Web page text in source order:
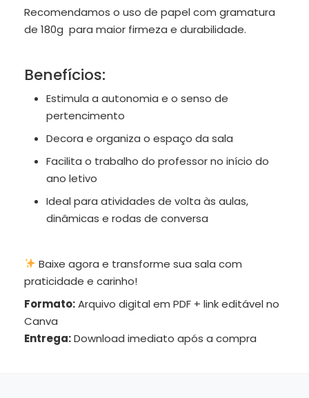
Recomendamos o uso de papel com gramatura
de 180g para maior firmeza e durabilidade.
Benefícios:
Estimula a autonomia e o senso de
pertencimento
Decora e organiza o espaço da sala
Facilita o trabalho do professor no início do
ano letivo
Ideal para atividades de volta às aulas,
dinâmicas e rodas de conversa
Baixe agora e transforme sua sala com
praticidade e carinho!
Formato:Arquivo digital em PDF + link editável no
Canva
Entrega:Download imediato após a compra